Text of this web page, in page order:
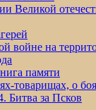
Великой
войне на
памяти
товарищах, о
Битва за Псков